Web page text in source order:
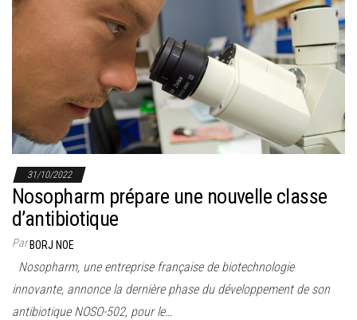
31/10/2022
Nosopharm prépare une nouvelle classe
d’antibiotique
ParBORJ NOE
Nosopharm, une entreprise française de biotechnologie
innovante, annonce la dernière phase du développement de son
antibiotique NOSO-502, pour le…